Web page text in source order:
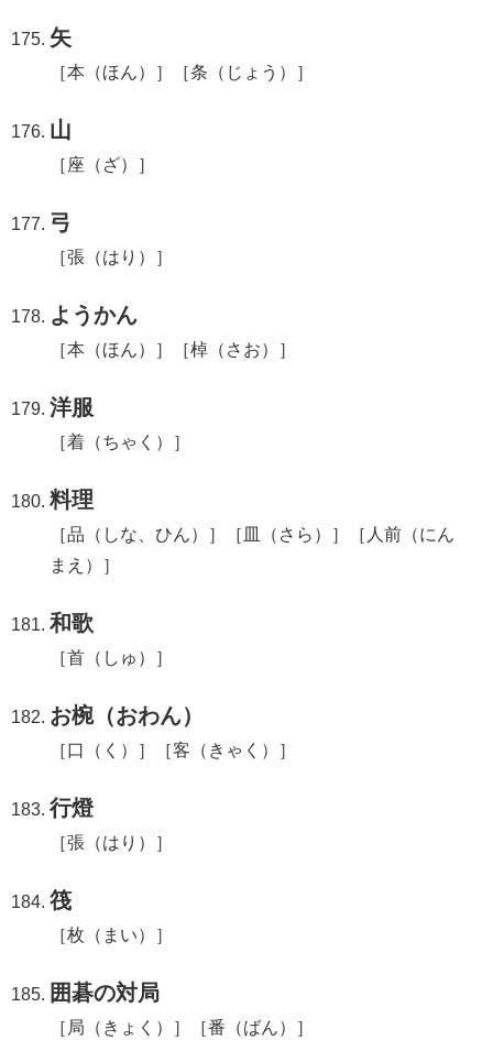
矢
［本（ほん）］［条（じょう）］
山
［座（ざ）］
弓
［張（はり）］
ようかん
［本（ほん）］［棹（さお）］
洋服
［着（ちゃく）］
料理
［品（しな、ひん）］［皿（さら）］［人前（にん
まえ）］
和歌
［首（しゅ）］
お椀（おわん）
［口（く）］［客（きゃく）］
行燈
［張（はり）］
筏
［枚（まい）］
囲碁の対局
［局（きょく）］［番（ばん）］